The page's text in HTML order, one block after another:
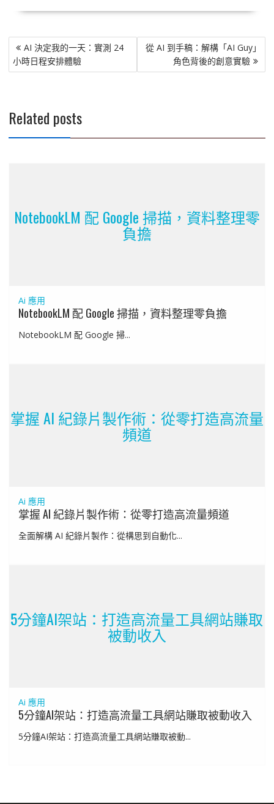
文
章
導
AI 決定我的一天：實測 24
小時日程安排體驗
從 AI 到手稿：解構「AI Guy」
角色背後的創意實驗
Related posts
NotebookLM 配 Google 掃描，資料整理零
負擔
Ai 應用
NotebookLM 配 Google 掃描，資料整理零負擔
NotebookLM 配 Google 掃...
掌握 AI 紀錄片製作術：從零打造高流量
頻道
Ai 應用
掌握 AI 紀錄片製作術：從零打造高流量頻道
全面解構 AI 紀錄片製作：從構思到自動化...
5分鐘AI架站：打造高流量工具網站賺取
被動收入
Ai 應用
5分鐘AI架站：打造高流量工具網站賺取被動收入
5分鐘AI架站：打造高流量工具網站賺取被動...